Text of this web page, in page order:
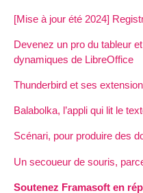
[Mise à jour été 2024]
Devenez un pro du tableur
dynamiques de LibreOffice
Thunderbird et ses
Balabolka, l’appli qui lit le
Scénari, pour produire des
Un secoueur de souris,
Soutenez Framasoft en